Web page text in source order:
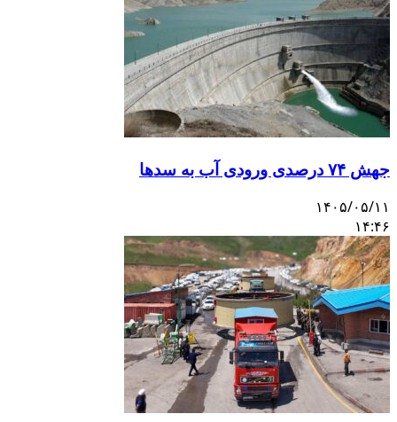
جهش ۷۴ درصدی ورودی آب به سدها
۱۴۰۵/۰۵/۱۱
۱۴:۴۶